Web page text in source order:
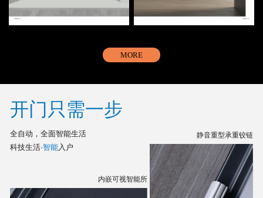
MORE
开门只需一步
全自动，全面智能生活
科技生活·智能入户
内嵌可视智能所
静音重型承重铰链